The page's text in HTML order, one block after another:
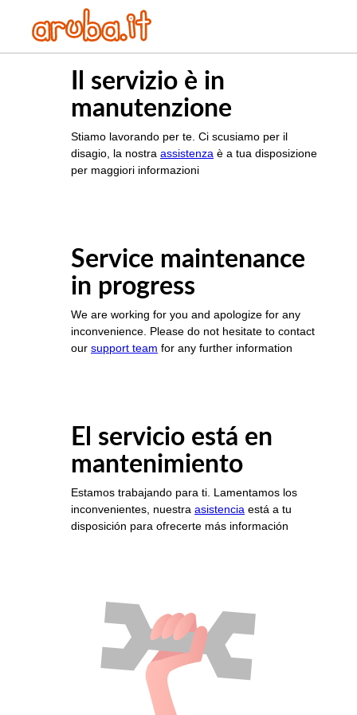
Il servizio è in
manutenzione
Stiamo lavorando per te. Ci scusiamo per il
disagio, la nostra assistenza è a tua disposizione
per maggiori informazioni
Service maintenance
in progress
We are working for you and apologize for any
inconvenience. Please do not hesitate to contact
our support team for any further information
El servicio está en
mantenimiento
Estamos trabajando para ti. Lamentamos los
inconvenientes, nuestra asistencia está a tu
disposición para ofrecerte más información